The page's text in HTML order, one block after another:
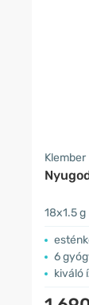
Klember
18x1.5 g
6
kiváló